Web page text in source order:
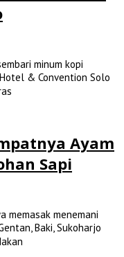
minum kopi
& Convention Solo
Ayam
Sapi
memasak menemani
Baki, Sukoharjo